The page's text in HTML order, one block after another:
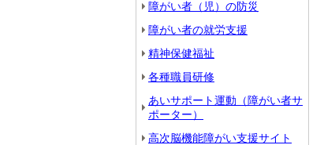
障がい者（児）の防災
障がい者の就労支援
精神保健福祉
各種職員研修
あいサポート運動（障がい者サ
ポーター）
高次脳機能障がい支援サイト